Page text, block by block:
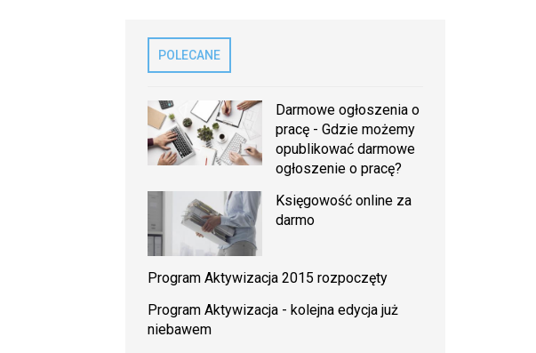
POLECANE
Darmowe ogłoszenia o
pracę - Gdzie możemy
opublikować darmowe
ogłoszenie o pracę?
Księgowość online za
darmo
Program Aktywizacja 2015 rozpoczęty
Program Aktywizacja - kolejna edycja już
niebawem